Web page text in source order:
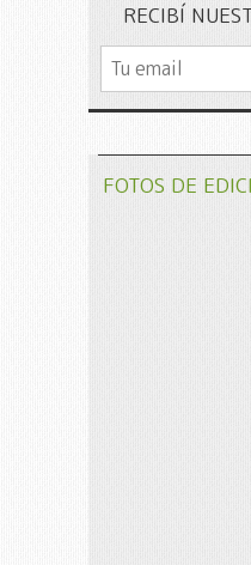
RECIBÍ
FOTOS DE